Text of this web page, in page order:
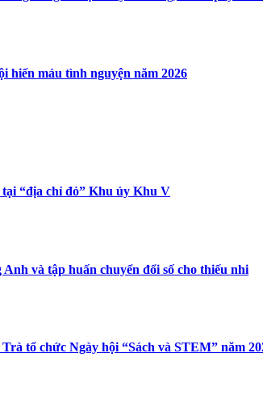
hiến máu tình nguyện năm 2026
“địa chỉ đỏ” Khu ủy Khu V
và tập huấn chuyển đổi số cho thiếu nhi
tổ chức Ngày hội “Sách và STEM” năm